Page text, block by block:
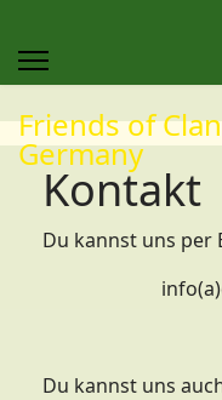
Friends of
Germany
Kontakt
Du kannst uns per
Du kannst uns